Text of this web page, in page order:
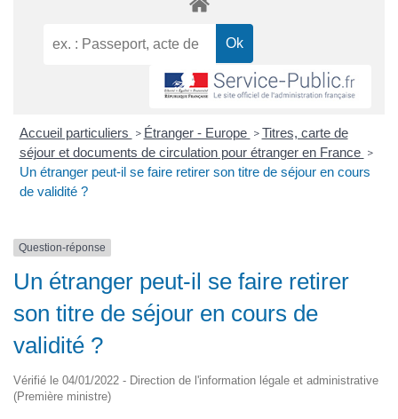
Accueil particuliers > Étranger - Europe > Titres, carte de
séjour et documents de circulation pour étranger en France >
Un étranger peut-il se faire retirer son titre de séjour en cours
de validité ?
Question-réponse
Un étranger peut-il se faire retirer
son titre de séjour en cours de
validité ?
Vérifié le 04/01/2022 - Direction de l'information légale et administrative
(Première ministre)